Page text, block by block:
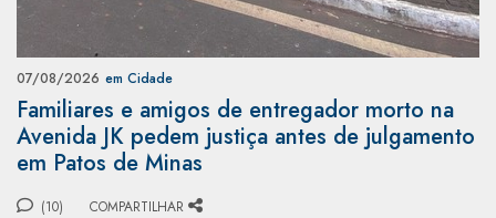
07/08/2026 em Cidade
Familiares e amigos de entregador morto na
Avenida JK pedem justiça antes de julgamento
em Patos de Minas
(10) COMPARTILHAR